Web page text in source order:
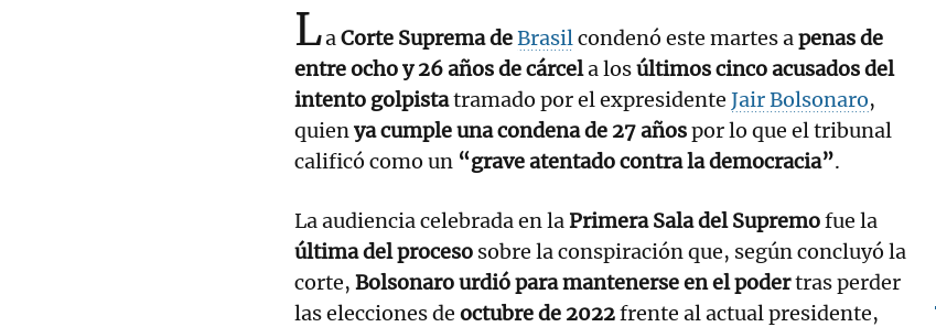
LaCorte Suprema deBrasilcondenó este martes apenas de
entre ocho y 26 años de cárcela losúltimos cinco acusados del
intento golpistatramado por el expresidente Jair Bolsonaro,
quienya cumple una condena de 27 añospor lo que el tribunal
calificó como un “grave atentado contra la democracia”.
La audiencia celebrada en laPrimera Sala del Supremofue la
última del proceso sobre la conspiración que, según concluyó la
corte, Bolsonaro urdió para mantenerse en el podertras perder
las elecciones de octubre de 2022frente al actual presidente,